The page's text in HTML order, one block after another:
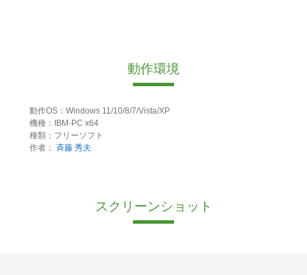
動作環境
動作OS：Windows 11/10/8/7/Vista/XP
機種：IBM-PC x64
種類：フリーソフト
作者： 斉藤 秀夫
スクリーンショット